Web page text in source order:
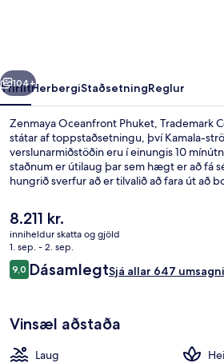
Wyndham
Næsta
104+
YfirlitHerbergiStaðsetningReglur
Zenmaya Oceanfront Phuket, Trademark
státar af toppstaðsetningu, því Kamala-
verslunarmiðstöðin eru í einungis 10
staðnum er útilaug þar sem hægt er að fá
hungrið sverfur að er tilvalið að fara út að
morgunverð, hádegisverð og kvöldverð.
þessu hóteli fyrir vandláta eru bar við
bar/setustofa.
Núverandi
verð
er
8.211 kr.
8.211 kr.
inniheldur skatta og gjöld
1. sep. - 2. sep.
Umsagnir
9,09,0 af 10
DásamlegtSjá allar 647
Vinsæl aðstaða
Laug